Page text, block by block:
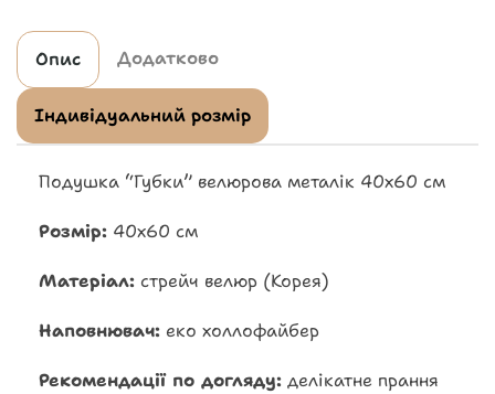
Опис Додатково
Індивідуальний розмір
Подушка “Губки” велюрова металік 40х60 см
Розмір: 40х60 см
Матеріал: стрейч велюр (Корея)
Наповнювач: еко холлофайбер
Рекомендації по догляду: делікатне прання